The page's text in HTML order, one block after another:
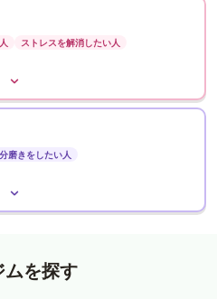
ストレスを解消したい人
磨きをしたい人
ムを探す